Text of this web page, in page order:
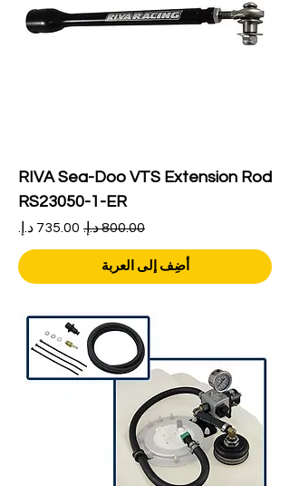
RIVA Sea-Doo VTS Extension Rod
RS23050-1-ER
سعر عادي سعر البيع
أضِف إلى العربة